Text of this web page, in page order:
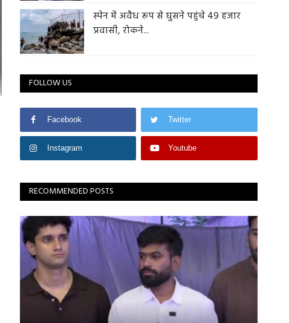
स्पेन में अवैध रूप से घुसने पहुंचे 49 हजार
प्रवासी, रोकने...
FOLLOW US
Facebook Twitter
Instagram Youtube
RECOMMENDED POSTS